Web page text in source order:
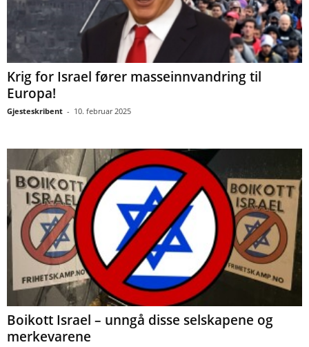
Krig for Israel fører masseinnvandring til
Europa!
Gjesteskribent - 10. februar 2025
Boikott Israel – unngå disse selskapene og
merkevarene